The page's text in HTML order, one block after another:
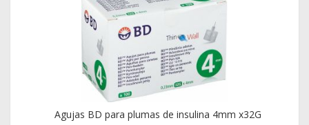
Agujas BD para plumas de insulina 4mm x32G